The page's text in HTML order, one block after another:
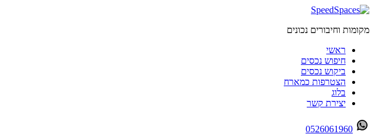
מקומות וחיבורים נכונים
ראשי
חיפוש נכסים
ביקוש נכסים
הצטרפות כמארח
בלוג
יצירת קשר
0526061960